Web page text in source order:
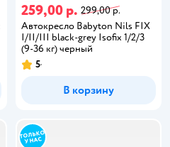
259,00 р. 299,00 р.
Автокресло Babyton Nils FIX
I/II/III black-grey Isofix 1/2/3
(9-36 кг) черный
5
В корзину